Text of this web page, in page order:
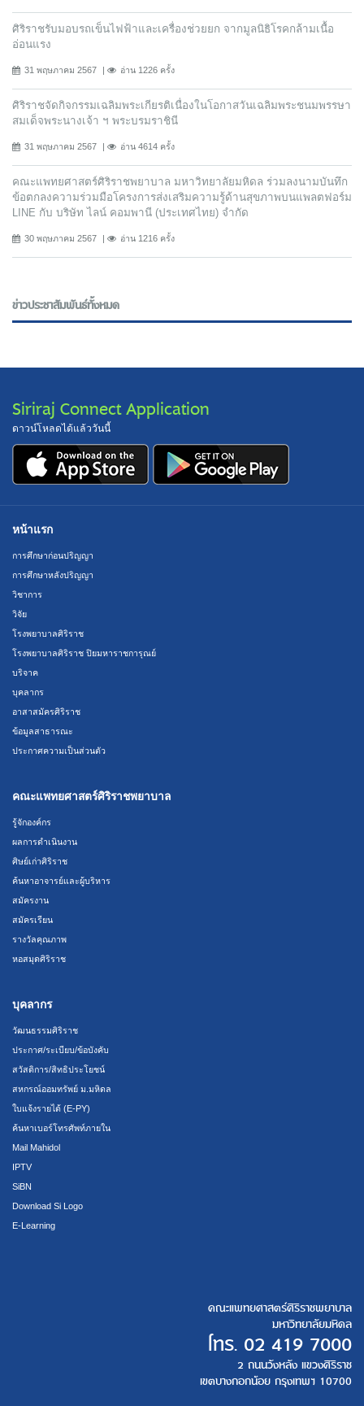
ศิริราชรับมอบรถเข็นไฟฟ้าและเครื่องช่วยยก จากมูลนิธิโรคกล้ามเนื้อ
อ่อนแรง
31 พฤษภาคม 2567 อ่าน 1226 ครั้ง
ศิริราชจัดกิจกรรมเฉลิมพระเกียรติเนื่องในโอกาสวันเฉลิมพระชนมพรรษา
สมเด็จพระนางเจ้า ฯ พระบรมราชินี
31 พฤษภาคม 2567 อ่าน 4614 ครั้ง
คณะแพทยศาสตร์ศิริราชพยาบาล มหาวิทยาลัยมหิดล ร่วมลงนามบันทึก
ข้อตกลงความร่วมมือโครงการส่งเสริมความรู้ด้านสุขภาพบนแพลตฟอร์ม
LINE กับ บริษัท ไลน์ คอมพานี (ประเทศไทย) จํากัด
30 พฤษภาคม 2567 อ่าน 1216 ครั้ง
ข่าวประชาสัมพันธ์ทั้งหมด
Siriraj Connect Application
ดาวน์โหลดได้แล้ววันนี้
หน้าแรก
การศึกษาก่อนปริญญา
การศึกษาหลังปริญญา
วิชาการ
วิจัย
โรงพยาบาลศิริราช
โรงพยาบาลศิริราช ปิยมหาราชการุณย์
บริจาค
บุคลากร
อาสาสมัครศิริราช
ข้อมูลสาธารณะ
ประกาศความเป็นส่วนตัว
คณะแพทยศาสตร์ศิริราชพยาบาล
รู้จักองค์กร
ผลการดำเนินงาน
ศิษย์เก่าศิริราช
ค้นหาอาจารย์และผู้บริหาร
สมัครงาน
สมัครเรียน
รางวัลคุณภาพ
หอสมุดศิริราช
บุคลากร
วัฒนธรรมศิริราช
ประกาศ/ระเบียบ/ข้อบังคับ
สวัสดิการ/สิทธิประโยชน์
สหกรณ์ออมทรัพย์ ม.มหิดล
ใบแจ้งรายได้ (E-PY)
ค้นหาเบอร์โทรศัพท์ภายใน
Mail Mahidol
IPTV
SiBN
Download Si Logo
E-Learning
คณะแพทยศาสตร์ศิริราชพยาบาล
มหาวิทยาลัยมหิดล
โทร. 02 419 7000
2 ถนนวังหลัง แขวงศิริราช
เขตบางกอกน้อย กรุงเทพฯ 10700